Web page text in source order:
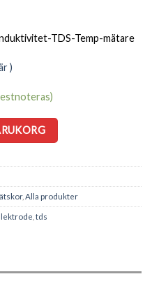
TDS-Temp-mätare
)
, Alla produkter
tds